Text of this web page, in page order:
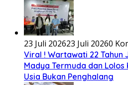
23 Juli 202623 Juli 20260
Viral ! Wartawati 22 Tahun
Madya Termuda dan
Usia Bukan Penghalang